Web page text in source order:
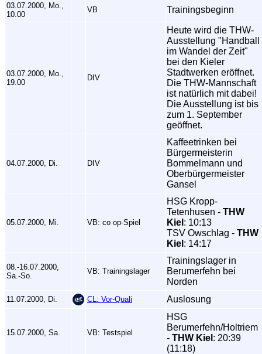
03.07.2000, Mo.,
10.00
VB Trainingsbeginn
03.07.2000, Mo.,
19.00
DIV
Heute wird die THW-
Ausstellung "Handball
im Wandel der Zeit"
bei den Kieler
Stadtwerken eröffnet.
Die THW-Mannschaft
ist natürlich mit dabei!
Die Ausstellung ist bis
zum 1. September
geöffnet.
04.07.2000, Di. DIV
Kaffeetrinken bei
Bürgermeisterin
Bommelmann und
Oberbürgermeister
Gansel
05.07.2000, Mi. VB: co op-Spiel
HSG Kropp-
Tetenhusen - THW
Kiel : 10:13
TSV Owschlag - THW
Kiel : 14:17
08.-16.07.2000,
Sa.-So.
VB: Trainingslager
Trainingslager in
Berumerfehn bei
Norden
11.07.2000, Di. CL: Vor-Quali Auslosung
15.07.2000, Sa. VB: Testspiel
HSG
Berumerfehn/Holtriem
- THW Kiel : 20:39
(11:18)